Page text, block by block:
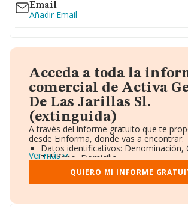
Email
Añadir Email
Acceda a toda la
comercial de Activa
De Las Jarillas Sl.
(extinguida)
A través del informe gratuito que te
desde Einforma, donde vas a encontrar:
Datos identificativos: Denominación,
Teléfono, Domicilio.
Informe Mercantil Completo
Gráficos de Evolución Ventas y
Consejo de Administración y
Accionistas.
Ver más
QUIERO MI INFORME